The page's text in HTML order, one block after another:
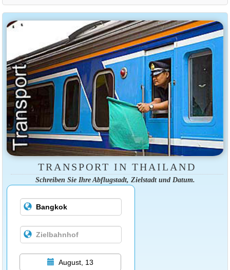
TRANSPORT IN THAILAND
Schreiben Sie Ihre Abflugstadt, Zielstadt und Datum.
August, 13